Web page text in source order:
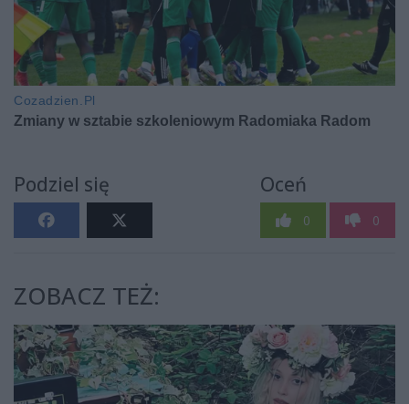
Podziel się Oceń
0 0
ZOBACZ TEŻ: